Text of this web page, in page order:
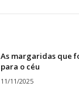
As margaridas que
para o céu
11/11/2025